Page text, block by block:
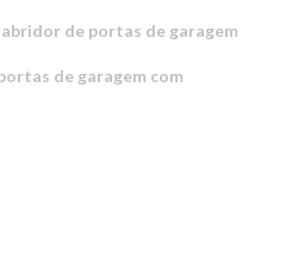
de portas de garagem
de garagem com